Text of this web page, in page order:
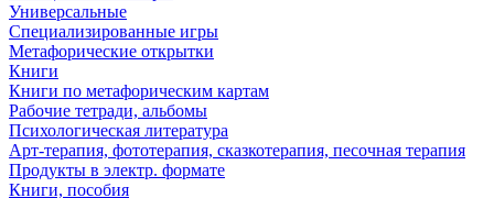
Универсальные
Специализированные игры
Метафорические открытки
Книги
Книги по метафорическим картам
Рабочие тетради, альбомы
Психологическая литература
Арт-терапия, фототерапия, сказкотерапия, песочная терапия
Продукты в электр. формате
Книги, пособия